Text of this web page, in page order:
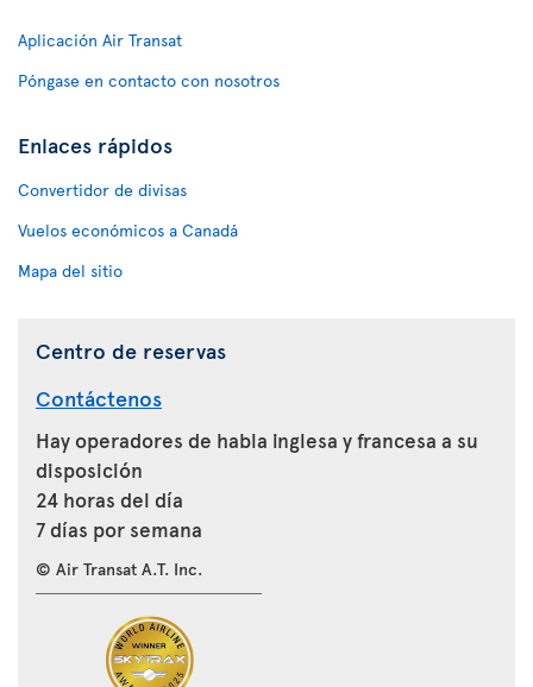
Aplicación Air Transat
Póngase en contacto con nosotros
Enlaces rápidos
Convertidor de divisas
Vuelos económicos a Canadá
Mapa del sitio
Centro de reservas
Contáctenos
Hay operadores de habla inglesa y francesa a su
disposición
24 horas del día
7 días por semana
© Air Transat A.T. Inc.